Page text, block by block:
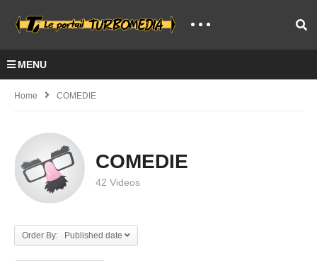
MENU
Home COMEDIE
COMEDIE
42 Videos
Order By: Published date